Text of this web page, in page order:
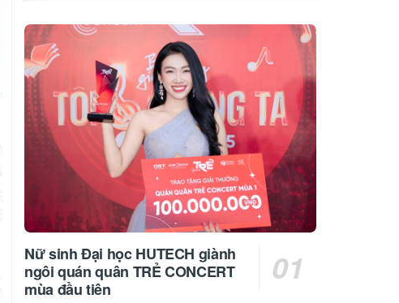
Nữ sinh Đại học HUTECH giành
ngôi quán quân TRẺ CONCERT
mùa đầu tiên